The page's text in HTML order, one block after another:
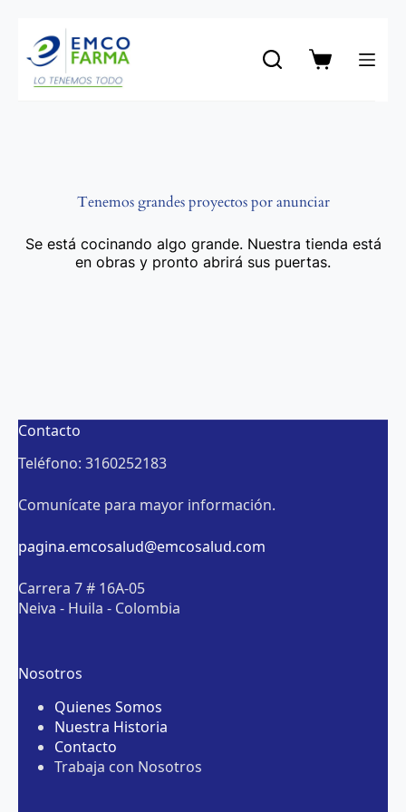
contenido
Carro
Tenemos grandes proyectos por anunciar
Se está cocinando algo grande. Nuestra tienda está
en obras y pronto abrirá sus puertas.
Contacto
Teléfono: 3160252183
Comunícate para mayor información.
pagina.emcosalud@emcosalud.com
Carrera 7 # 16A-05
Neiva - Huila - Colombia
Nosotros
Quienes Somos
Nuestra Historia
Contacto
Trabaja con Nosotros